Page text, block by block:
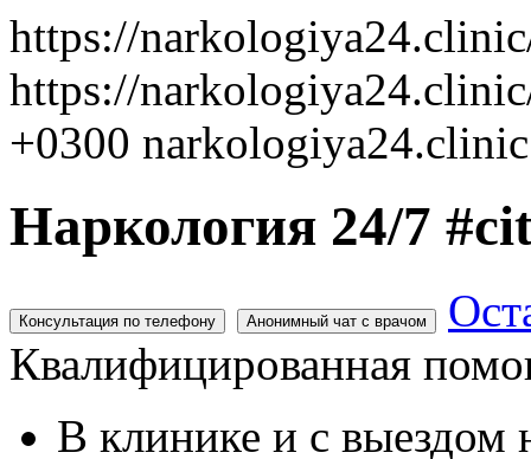
https://
https://
+0300 narkologiya24.clinic
Наркология 24/7
Консультация по телефону Анонимный чат с врачом
Квалифицированная
В клинике и с выездом